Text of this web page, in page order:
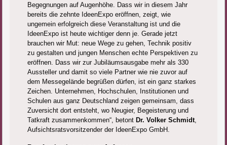
Begegnungen auf Augenhöhe. Dass wir in diesem Jahr
bereits die zehnte IdeenExpo eröffnen, zeigt, wie
ungemein erfolgreich diese Veranstaltung ist und die
IdeenExpo ist heute wichtiger denn je. Gerade jetzt
brauchen wir Mut: neue Wege zu gehen, Technik positiv
zu gestalten und jungen Menschen echte Perspektiven zu
eröffnen. Dass wir zur Jubiläumsausgabe mehr als 330
Aussteller und damit so viele Partner wie nie zuvor auf
dem Messegelände begrüßen dürfen, ist ein ganz starkes
Zeichen. Unternehmen, Hochschulen, Institutionen und
Schulen aus ganz Deutschland zeigen gemeinsam, dass
Zuversicht dort entsteht, wo Neugier, Begeisterung und
Tatkraft zusammenkommen“, betont Dr. Volker Schmidt,
Aufsichtsratsvorsitzender der IdeenExpo GmbH.